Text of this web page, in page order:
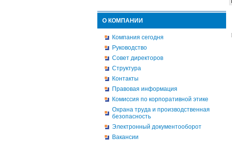
О КОМПАНИИ
Компания сегодня
Руководство
Совет директоров
Структура
Контакты
Правовая информация
Комиссия по корпоративной этике
Охрана труда и производственная
безопасность
Электронный документооборот
Вакансии